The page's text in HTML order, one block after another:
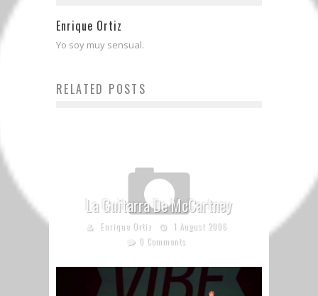
Enrique Ortiz
Yo soy muy sensual.
RELATED POSTS
La Guitarra De McCartney
Enrique Ortiz
1 August 2006
0 Comments